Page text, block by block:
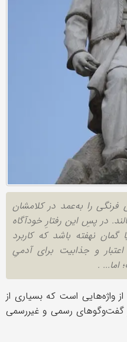
فرنگی را به‌عمد در کلامشان
در پسِ این رفتارِ خودآگاه
گمان نهفته باشد که کاربرد
و جذابیت برای آدمی‌ِ
اما... .
واژه‌هایی است که بسیاری از
در گفت‌وگوهای رسمی و غیررسمی